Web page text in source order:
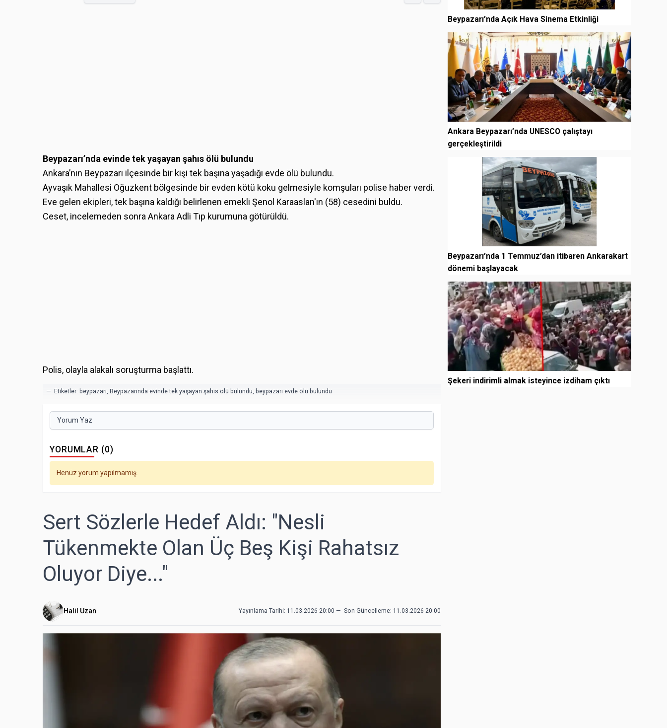
Beypazarı’nda evinde tek yaşayan şahıs ölü bulundu
Ankara’nın Beypazarı ilçesinde bir kişi tek başına yaşadığı evde ölü bulundu.
Ayvaşık Mahallesi Oğuzkent bölgesinde bir evden kötü koku gelmesiyle komşuları polise haber verdi.
Eve gelen ekipleri, tek başına kaldığı belirlenen emekli Şenol Karaaslan'ın (58) cesedini buldu.
Ceset, incelemeden sonra Ankara Adli Tıp kurumuna götürüldü.
Polis, olayla alakalı soruşturma başlattı.
— Etiketler: beypazarı Beypazarında evinde tek yaşayan şahıs ölü bulundu beypazarı evde ölü bulundu
Yorum Yaz
YORUMLAR (0)
Henüz yorum yapılmamış.
Sert Sözlerle Hedef Aldı: "Nesli
Tükenmekte Olan Üç Beş Kişi Rahatsız
Oluyor Diye..."
Halil Uzan Yayınlama Tarihi: 11.03.2026 20:00 — Son Güncelleme: 11.03.2026 20:00
Beypazarı’nda Açık Hava Sinema Etkinliği
4
Ankara Beypazarı’nda UNESCO çalıştayı
gerçekleştirildi
Beypazarı’nda 1 Temmuz’dan itibaren Ankarakart
dönemi başlayacak
6
Şekeri indirimli almak isteyince izdiham çıktı